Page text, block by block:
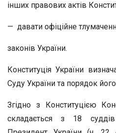
інших правових актів
— давати офіційне
законів України.
Конституція України
Суду України та порядок
Згідно з Конституцією
складається з 18 суддів